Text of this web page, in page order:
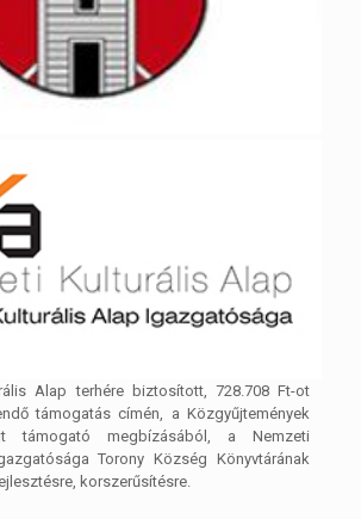
Alap terhére biztosított, 728.708 Ft-ot
támogatás címén, a Közgyűjtemények
támogató megbízásából, a Nemzeti
Torony Község Könyvtárának
korszerűsítésre.